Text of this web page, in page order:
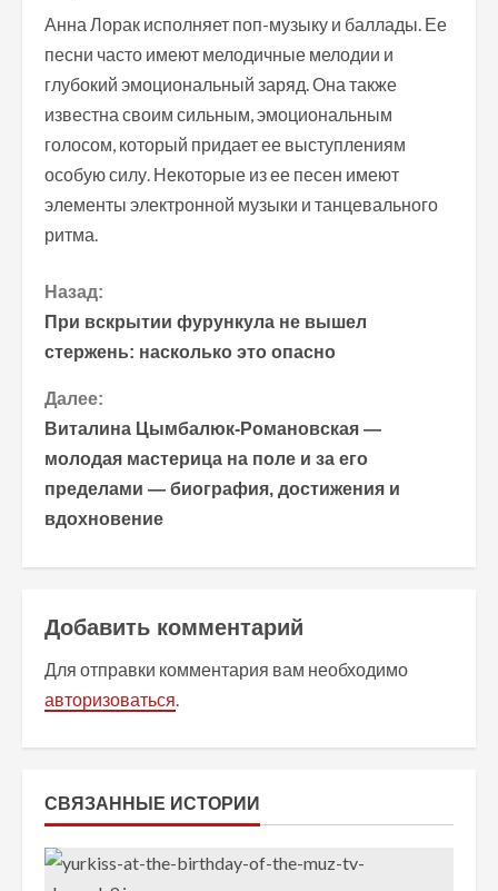
Анна Лорак исполняет поп-музыку и баллады. Ее
песни часто имеют мелодичные мелодии и
глубокий эмоциональный заряд. Она также
известна своим сильным, эмоциональным
голосом, который придает ее выступлениям
особую силу. Некоторые из ее песен имеют
элементы электронной музыки и танцевального
ритма.
П
р
о
д
о
л
ж
и
т
ь
т
е
Назад:
При вскрытии фурункула не вышел
стержень: насколько это опасно
Далее:
Виталина Цымбалюк-Романовская —
молодая мастерица на поле и за его
пределами — биография, достижения и
вдохновение
Добавить комментарий
Для отправки комментария вам необходимо
авторизоваться.
СВЯЗАННЫЕ ИСТОРИИ